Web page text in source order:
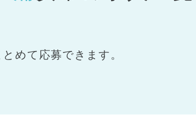
めて応募できます。